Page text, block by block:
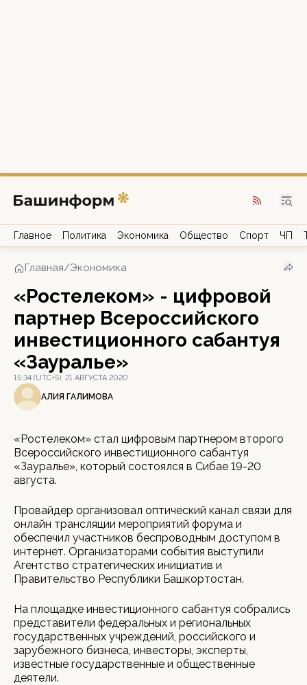
Главное Политика Экономика Общество Спорт ЧП
Главная/Экономика
«Ростелеком» - цифровой
партнер Всероссийского
инвестиционного сабантуя
«Зауралье»
15:34 (UTC+5), 21 АВГУСТА 2020
АЛИЯ ГАЛИМОВА
«Ростелеком» стал цифровым партнером второго
Всероссийского инвестиционного сабантуя
«Зауралье», который состоялся в Сибае 19-20
августа.
Провайдер организовал оптический канал связи для
онлайн трансляции мероприятий форума и
обеспечил участников беспроводным доступом в
интернет. Организаторами события выступили
Агентство стратегических инициатив и
Правительство Республики Башкортостан.
На площадке инвестиционного сабантуя собрались
представители федеральных и региональных
государственных учреждений, российского и
зарубежного бизнеса, инвесторы, эксперты,
известные государственные и общественные
деятели.